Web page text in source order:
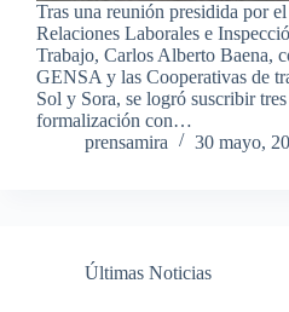
Tras una reunión presidida por
Relaciones Laborales e
Trabajo, Carlos Alberto Baena,
GENSA y las Cooperativas de
Sol y Sora, se logró suscribir
formalización con…
prensamira
30 mayo,
Últimas Noticias